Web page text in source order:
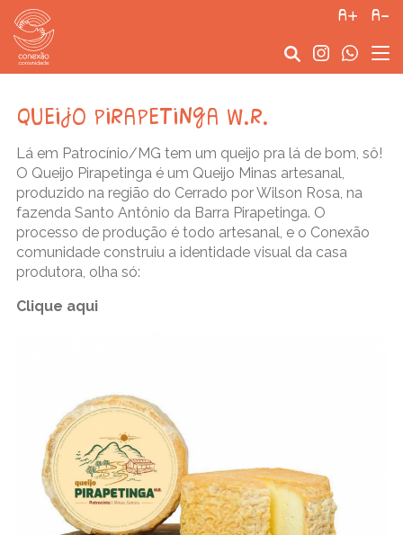
a+ a-
queijo pirapetinga w.r.
Lá em Patrocínio/MG tem um queijo pra lá de bom, sô!
O Queijo Pirapetinga é um Queijo Minas artesanal,
produzido na região do Cerrado por Wilson Rosa, na
fazenda Santo Antônio da Barra Pirapetinga. O
processo de produção é todo artesanal, e o Conexão
comunidade construiu a identidade visual da casa
produtora, olha só:
Clique aqui